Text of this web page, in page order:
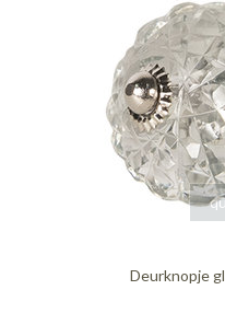
Deurknopje